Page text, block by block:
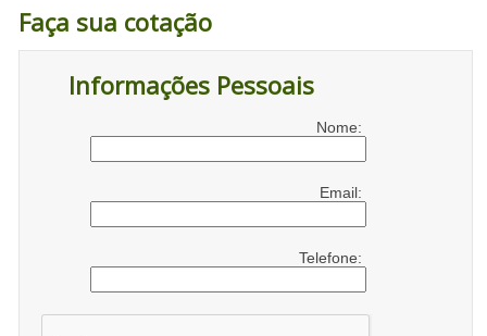
Faça sua cotação
Informações Pessoais
Nome:
Email:
Telefone: